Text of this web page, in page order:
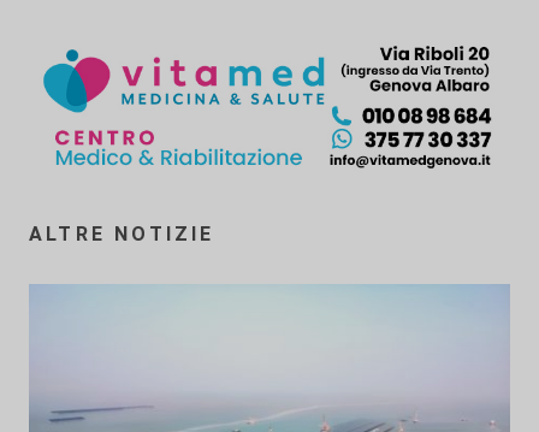
ALTRE NOTIZIE